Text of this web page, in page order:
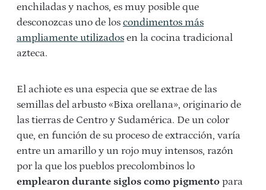
enchiladas y nachos, es muy posible que
desconozcas uno de los condimentos más
ampliamente utilizados en la cocina tradicional
azteca.
El achiote es una especia que se extrae de las
semillas del arbusto «Bixa orellana», originario de
las tierras de Centro y Sudamérica. De un color
que, en función de su proceso de extracción, varía
entre un amarillo y un rojo muy intensos, razón
por la que los pueblos precolombinos lo
emplearon durante siglos como pigmento para